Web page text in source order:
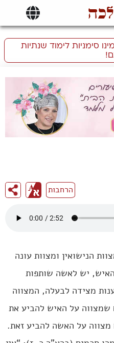
סימניות לימוד שנתיות
הרחבות
הנישואין ומצוות עונה
יש לאשה שותפות
מצידה לבעלה, המצווה
שמצווה על האיש להביע את
על האשה להביע זאת.